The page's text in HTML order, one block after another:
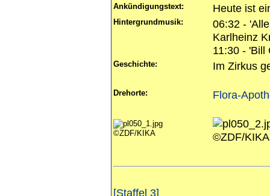
Ankündigungstext: Heute ist
Hintergrundmusik:
06:32 -
Karlheinz
11:30 -
Geschichte: Im Zirkus
Drehorte: Flora-
©ZDF/KIKA ©ZDF/KIKA
[Staffel 3]